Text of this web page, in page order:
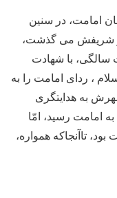
امامت، در سنین
شریفش می گذشت،
سالگی، با شهادت
، ردای امامت را به
به هدایتگری
امامت رسید، امّا
تاآنجاکه همواره،